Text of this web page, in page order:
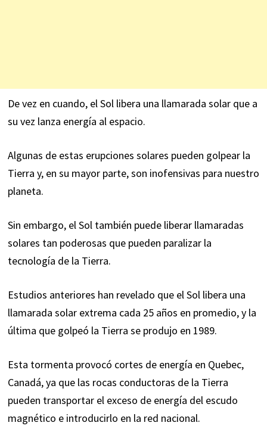
De vez en cuando, el Sol libera una llamarada solar que a
su vez lanza energía al espacio.
Algunas de estas erupciones solares pueden golpear la
Tierra y, en su mayor parte, son inofensivas para nuestro
planeta.
Sin embargo, el Sol también puede liberar llamaradas
solares tan poderosas que pueden paralizar la
tecnología de la Tierra.
Estudios anteriores han revelado que el Sol libera una
llamarada solar extrema cada 25 años en promedio, y la
última que golpeó la Tierra se produjo en 1989.
Esta tormenta provocó cortes de energía en Quebec,
Canadá, ya que las rocas conductoras de la Tierra
pueden transportar el exceso de energía del escudo
magnético e introducirlo en la red nacional.